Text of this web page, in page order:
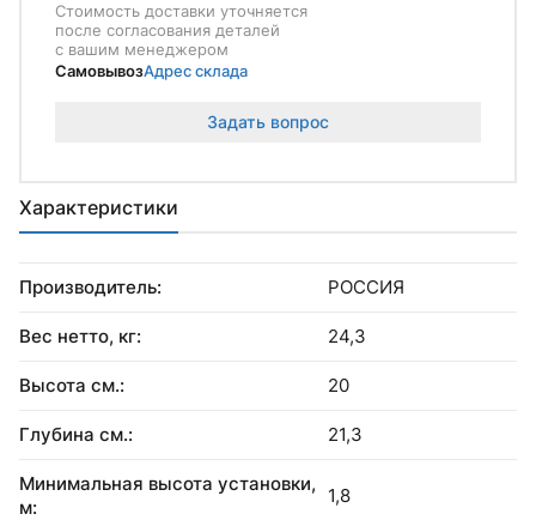
Характеристики
Производитель: РОССИЯ
Вес нетто, кг: 24,3
Высота см.: 20
Глубина см.: 21,3
Минимальная высота установки,
м:
1,8
Стоимость доставки уточняется
после согласования деталей
с вашим менеджером
СамовывозАдрес склада
Задать вопрос